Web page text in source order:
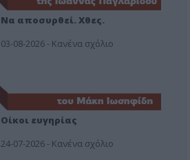
Να αποσυρθεί. Χθες.
03-08-2026 - Κανένα σχόλιο
Οίκοι ευγηρίας
24-07-2026 - Κανένα σχόλιο